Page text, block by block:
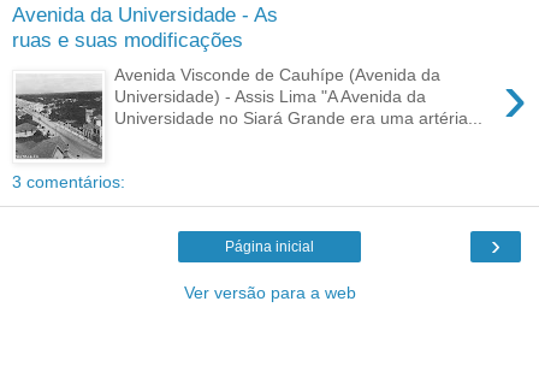
Avenida da Universidade - As
ruas e suas modificações
›
Avenida Visconde de Cauhípe (Avenida da
Universidade) - Assis Lima "A Avenida da
Universidade no Siará Grande era uma artéria...
3 comentários:
›
Página inicial
Ver versão para a web